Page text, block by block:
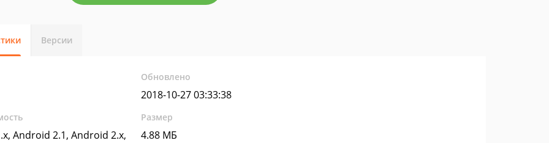
Версии
Обновлено
2018-10-27 03:33:38
Android 2.1, Android 2.x,
Размер
4.88 МБ